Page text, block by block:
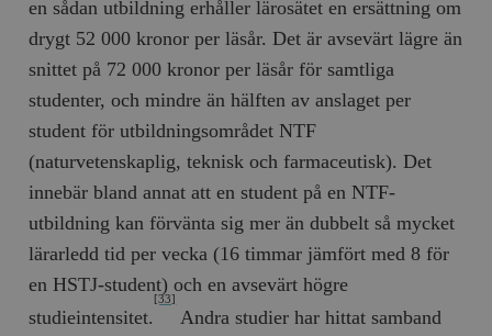
en sådan utbildning erhåller lärosätet en ersättning om
drygt 52 000 kronor per läsår. Det är avsevärt lägre än
snittet på 72 000 kronor per läsår för samtliga
studenter, och mindre än hälften av anslaget per
student för utbildningsområdet NTF
(naturvetenskaplig, teknisk och farmaceutisk). Det
innebär bland annat att en student på en NTF-
utbildning kan förvänta sig mer än dubbelt så mycket
lärarledd tid per vecka (16 timmar jämfört med 8 för
en HSTJ-student) och en avsevärt högre
studieintensitet.
[33]
Andra studier har hittat samband